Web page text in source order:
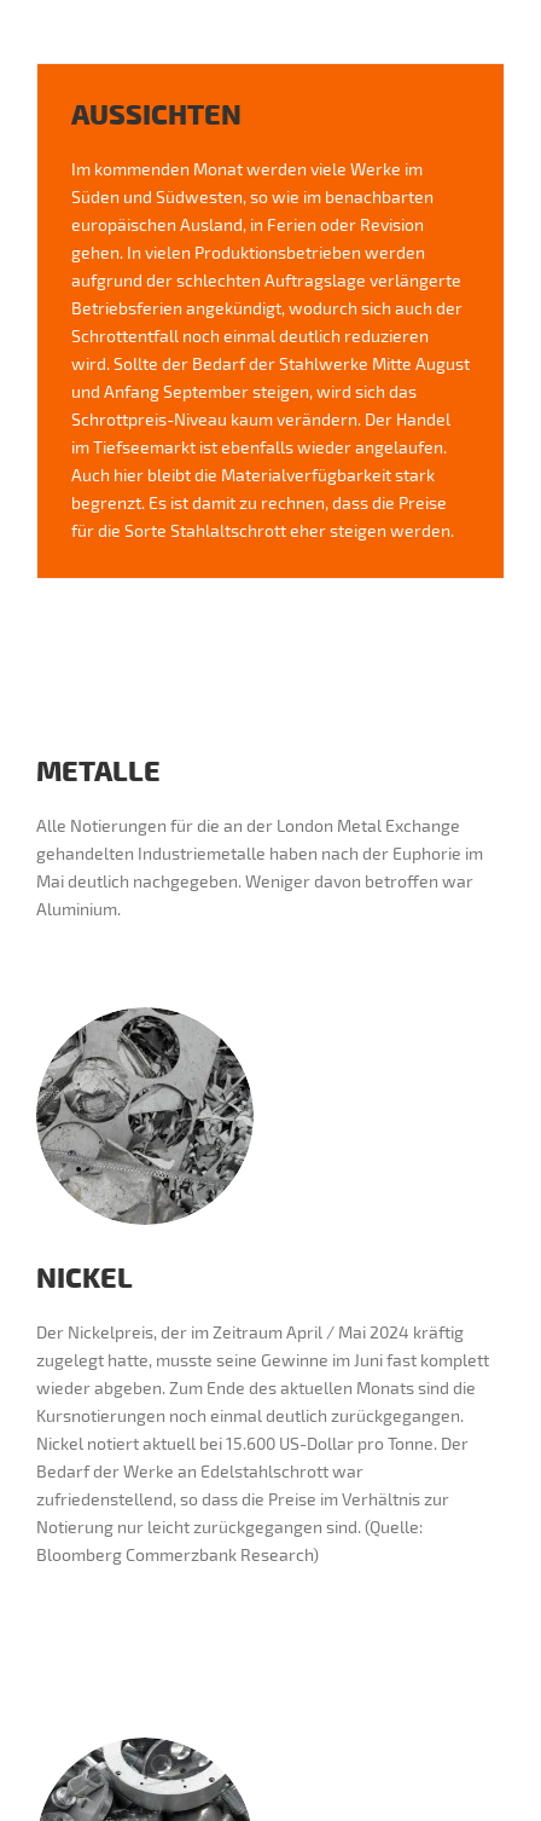
AUSSICHTEN
Im kommenden Monat werden viele Werke im
Süden und Südwesten, so wie im benachbarten
europäischen Ausland, in Ferien oder Revision
gehen. In vielen Produktionsbetrieben werden
aufgrund der schlechten Auftragslage verlängerte
Betriebsferien angekündigt, wodurch sich auch der
Schrottentfall noch einmal deutlich reduzieren
wird. Sollte der Bedarf der Stahlwerke Mitte August
und Anfang September steigen, wird sich das
Schrottpreis-Niveau kaum verändern. Der Handel
im Tiefseemarkt ist ebenfalls wieder angelaufen.
Auch hier bleibt die Materialverfügbarkeit stark
begrenzt. Es ist damit zu rechnen, dass die Preise
für die Sorte Stahlaltschrott eher steigen werden.
METALLE
Alle Notierungen für die an der London Metal Exchange
gehandelten Industriemetalle haben nach der Euphorie im
Mai deutlich nachgegeben. Weniger davon betroffen war
Aluminium.
NICKEL
Der Nickelpreis, der im Zeitraum April / Mai 2024 kräftig
zugelegt hatte, musste seine Gewinne im Juni fast komplett
wieder abgeben. Zum Ende des aktuellen Monats sind die
Kursnotierungen noch einmal deutlich zurückgegangen.
Nickel notiert aktuell bei 15.600 US-Dollar pro Tonne. Der
Bedarf der Werke an Edelstahlschrott war
zufriedenstellend, so dass die Preise im Verhältnis zur
Notierung nur leicht zurückgegangen sind. (Quelle:
Bloomberg Commerzbank Research)